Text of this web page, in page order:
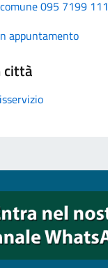
095 7199 111
appuntamento
città